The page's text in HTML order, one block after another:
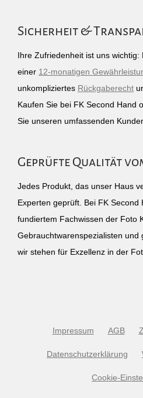
Sicherheit &
Ihre Zufriedenheit ist uns
einer 12-monatigen
unkompliziertes Rückgaberecht
Kaufen Sie bei FK Second Hand
Sie unseren umfassenden
Geprüfte Qualität
Jedes Produkt, das unser Haus
Experten geprüft. Bei FK Second
fundiertem Fachwissen der Foto
Gebrauchtwarenspezialisten und
wir stehen für Exzellenz in der
Impressum AGB
Datenschutzerklärung
Cookie-